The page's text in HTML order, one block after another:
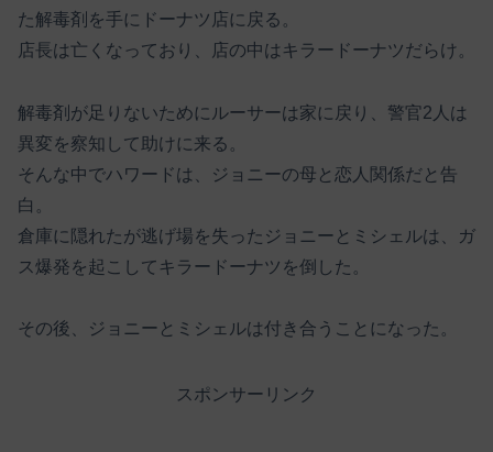
た解毒剤を手にドーナツ店に戻る。
店長は亡くなっており、店の中はキラードーナツだらけ。
解毒剤が足りないためにルーサーは家に戻り、警官2人は
異変を察知して助けに来る。
そんな中でハワードは、ジョニーの母と恋人関係だと告
白。
倉庫に隠れたが逃げ場を失ったジョニーとミシェルは、ガ
ス爆発を起こしてキラードーナツを倒した。
その後、ジョニーとミシェルは付き合うことになった。
スポンサーリンク